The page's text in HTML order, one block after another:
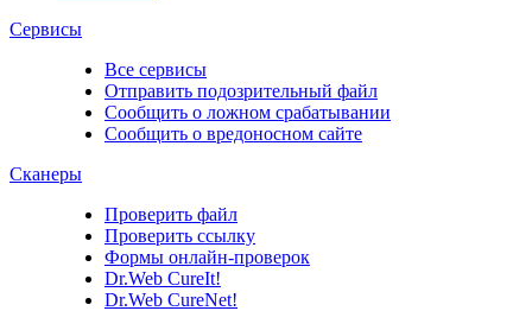
Сервисы
Все сервисы
Отправить подозрительный файл
Сообщить о ложном срабатывании
Сообщить о вредоносном сайте
Сканеры
Проверить файл
Проверить ссылку
Формы онлайн-проверок
Dr.Web CureIt!
Dr.Web CureNet!